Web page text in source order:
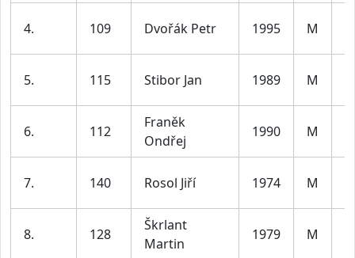
4. 109 Dvořák Petr 1995 M
5. 115 Stibor Jan 1989 M
6. 112
Franěk
Ondřej
1990 M
7. 140 Rosol Jiří 1974 M
8. 128
Škrlant
Martin
1979 M